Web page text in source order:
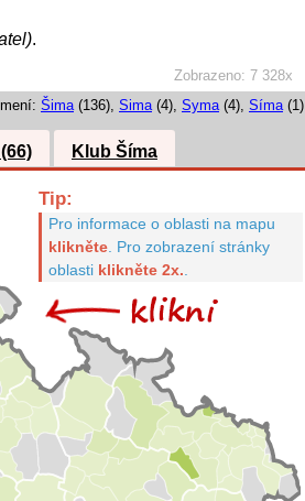
Zobrazeno:7 328x
.
Šima(136), Sima(4), Syma(4), Síma(1)
Klub Šíma
Tip:
Pro informace o oblasti na mapu
klikněte. Pro zobrazení stránky
oblasti klikněte 2x.